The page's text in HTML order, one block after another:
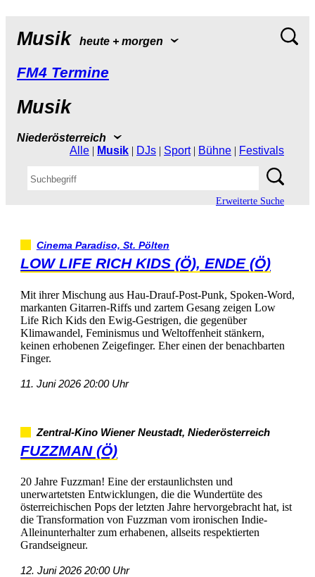
Musik heute+morgen
FM4Termine
Musik
Niederösterreich
Alle | Musik | DJs | Sport| Bühne | Festivals
ErweiterteSuche
CinemaParadiso,St.Pölten
LOWLIFERICHKIDS(Ö),ENDE(Ö)
MitihrerMischungausHau-Drauf-Post-Punk,Spoken-Word,
markantenGitarren-RiffsundzartemGesangzeigenLow
LifeRichKidsdenEwig-Gestrigen,diegegenüber
Klimawandel,FeminismusundWeltoffenheitstänkern,
keinenerhobenenZeigefinger.Ehereinenderbenachbarten
Finger.
11.Juni202620:00Uhr
Zentral-KinoWienerNeustadt,Niederösterreich
FUZZMAN(Ö)
20JahreFuzzman!Einedererstaunlichstenund
unerwartetstenEntwicklungen,diedieWundertütedes
österreichischenPopsderletztenJahrehervorgebrachthat,ist
dieTransformationvonFuzzmanvomironischenIndie-
Alleinunterhalterzumerhabenen,allseitsrespektierten
Grandseigneur.
12.Juni202620:00Uhr